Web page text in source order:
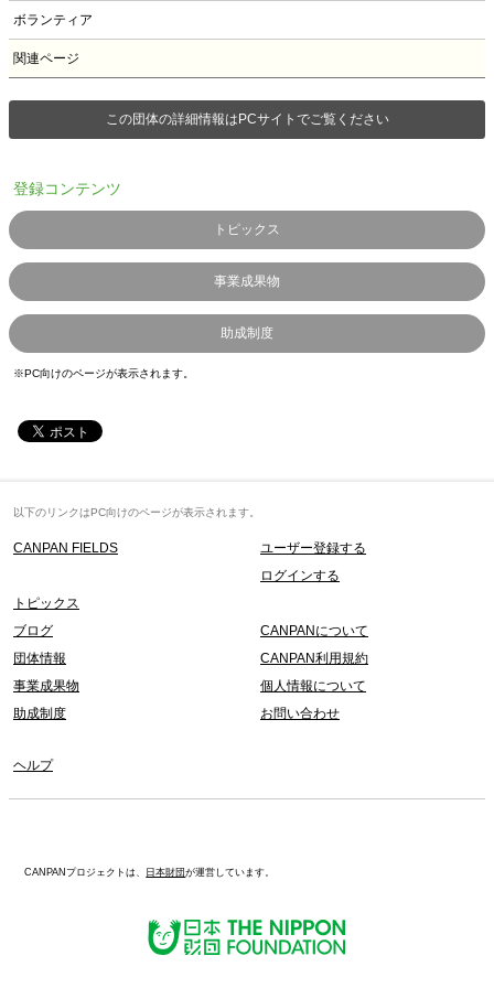
ボランティア
関連ページ
この団体の詳細情報はPCサイトでご覧ください
登録コンテンツ
トピックス
事業成果物
助成制度
※PC向けのページが表示されます。
以下のリンクはPC向けのページが表示されます。
CANPAN FIELDS
ユーザー登録する
ログインする
トピックス
ブログ
団体情報
事業成果物
助成制度
CANPANについて
CANPAN利用規約
個人情報について
お問い合わせ
ヘルプ
CANPANプロジェクトは、 日本財団が運営しています。